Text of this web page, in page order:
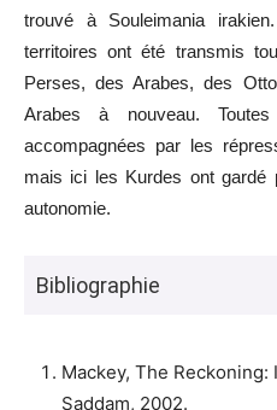
trouvé à Souleimania
territoires ont été transmis
Perses, des Arabes, des
Arabes à nouveau.
accompagnées par les
mais ici les Kurdes ont gardé
autonomie.
Bibliographie
Mackey, The
Saddam, 2002.